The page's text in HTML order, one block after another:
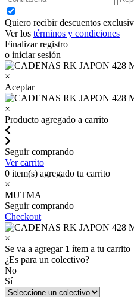
Quiero recibir descuentos
Ver los términos y condiciones
Finalizar registro
o iniciar sesión
×
Aceptar
×
Producto agregado a carrito
Seguir comprando
Ver carrito
0 item(s) agregado tu carrito
×
MUTMA
Seguir comprando
Checkout
×
Se va a agregar 1 ítem a tu carrito
¿Es para un colectivo?
No
Sí